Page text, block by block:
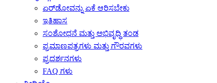
ಏರ್‌ಡೋವನ್ನು ಏಕೆ ಆರಿಸಬೇಕು
ಇತಿಹಾಸ
ಸಂಶೋಧನೆ ಮತ್ತು ಅಭಿವೃದ್ಧಿ ತಂಡ
ಪ್ರಮಾಣಪತ್ರಗಳು ಮತ್ತು ಗೌರವಗಳು
ಪ್ರದರ್ಶನಗಳು
FAQ ಗಳು